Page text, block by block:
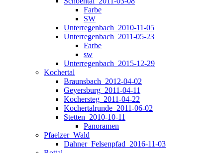
Farbe
SW
Unterregenbach_2010-11-05
Unterregenbach_2011-05-23
Farbe
sw
Unterregenbach_2015-12-29
Kochertal
Braunsbach_2012-04-02
Geyersburg_2011-04-11
Kochersteg_2011-04-22
Kochertalrunde_2011-06-02
Stetten_2010-10-11
Panoramen
Pfaelzer_Wald
Dahner_Felsenpfad_2016-11-03